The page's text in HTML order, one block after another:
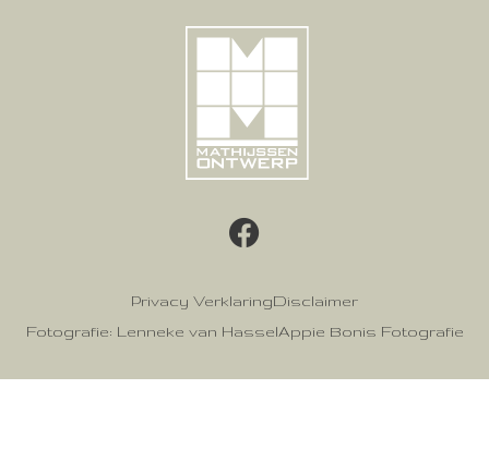
Privacy VerklaringDisclaimer
Fotografie: Lenneke van HasselAppie Bonis Fotografie